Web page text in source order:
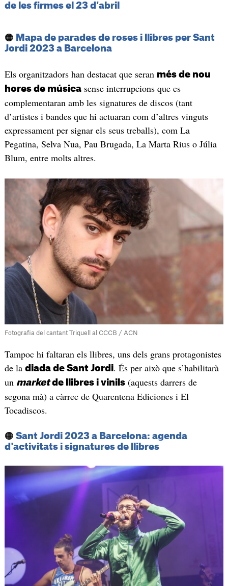
de les firmes el 23 d'abril
🟠 Mapa de parades de roses i llibres per Sant
Jordi 2023 a Barcelona
Els organitzadors han destacat que seran més de nou
hores de músicasense interrupcions que es
complementaran amb les signatures de discos (tant
d’artistes i bandes que hi actuaran com d’altres vinguts
expressament per signar els seus treballs), com La
Pegatina, Selva Nua, Pau Brugada, La Marta Rius o Júlia
Blum, entre molts altres.
Fotografia del cantant Triquell al CCCB / ACN
Tampoc hi faltaran els llibres, uns dels grans protagonistes
de la diada de Sant Jordi. És per això que s’habilitarà
un marketde llibres i vinils(aquests darrers de
segona mà) a càrrec de Quarentena Ediciones i El
Tocadiscos.
🟠 Sant Jordi 2023 a Barcelona: agenda
d'activitats i signatures de llibres